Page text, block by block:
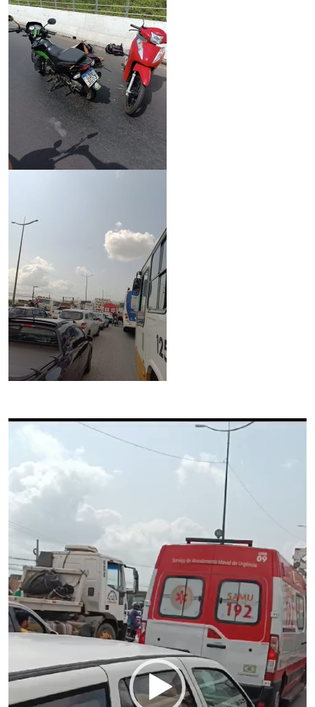
Tocador